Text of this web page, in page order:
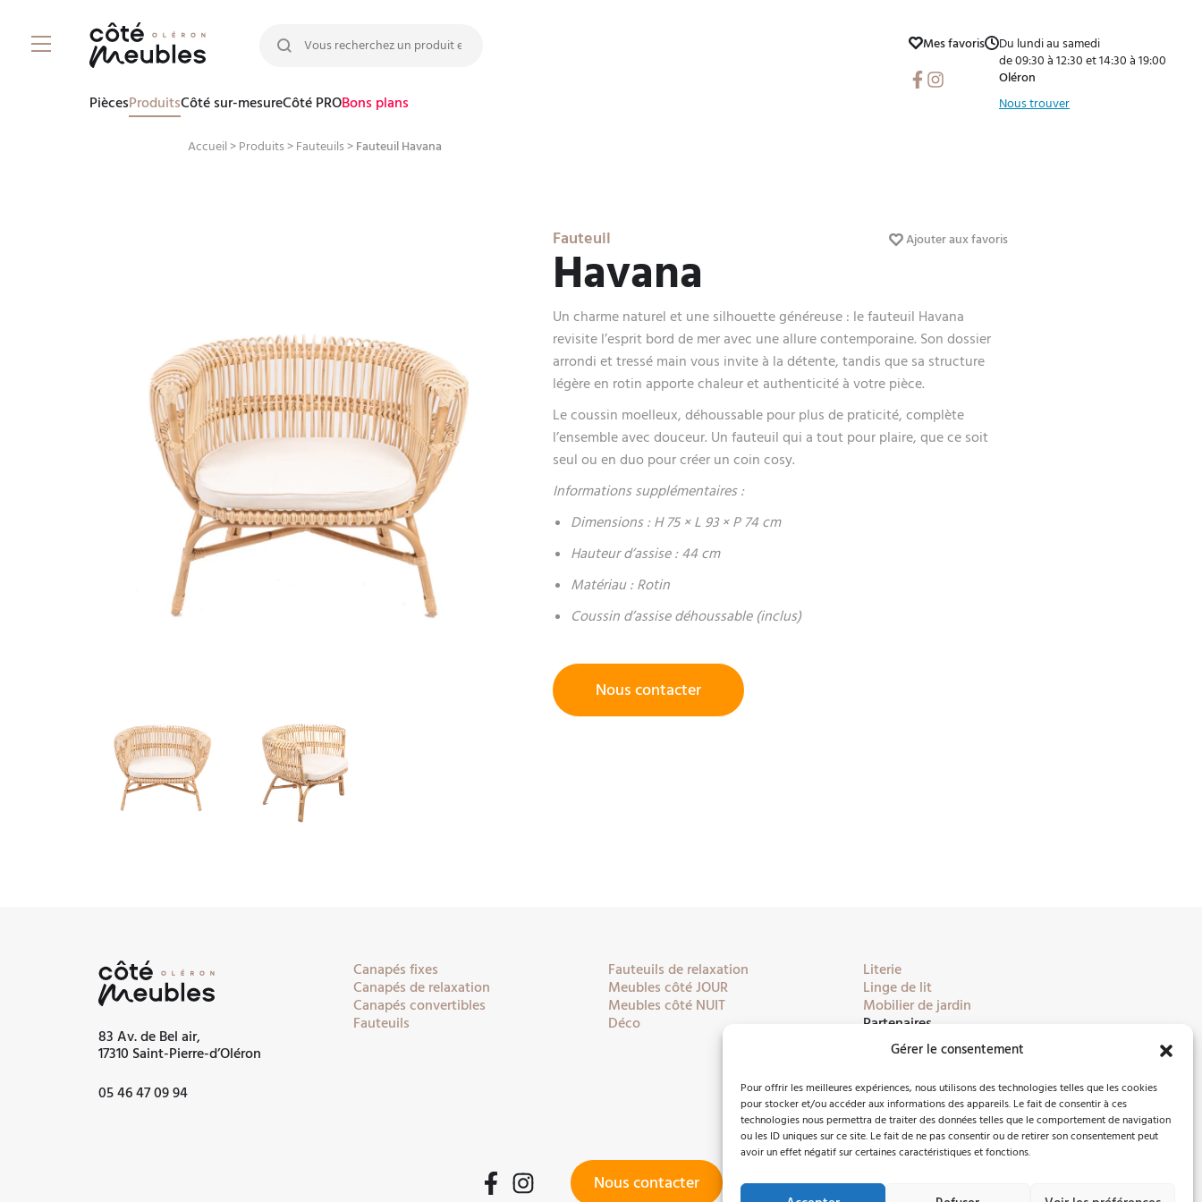
Gérer le consentement
Pour offrir les meilleures expériences, nous utilisons des technologies telles que les cookies
pour stocker et/ou accéder aux informations des appareils. Le fait de consentir à ces
technologies nous permettra de traiter des données telles que le comportement de navigation
ou les ID uniques sur ce site. Le fait de ne pas consentir ou de retirer son consentement peut
avoir un effet négatif sur certaines caractéristiques et fonctions.
Rechercher :
PiècesProduitsCôté sur-mesureCôté PROBons plans
Mes favoris
Facebook
Instagram
Du lundi au samedi
de 09:30 à 12:30 et 14:30 à 19:00
Oléron
Nous trouver
Accueil > Produits> Fauteuils> Fauteuil Havana
Fauteuil
Havana
Ajouter aux favoris
Un charme naturel et une silhouette généreuse : le fauteuil Havana
revisite l’esprit bord de mer avec une allure contemporaine. Son dossier
arrondi et tressé main vous invite à la détente, tandis que sa structure
légère en rotin apporte chaleur et authenticité à votre pièce.
Le coussin moelleux, déhoussable pour plus de praticité, complète
l’ensemble avec douceur. Un fauteuil qui a tout pour plaire, que ce soit
seul ou en duo pour créer un coin cosy.
Informations supplémentaires :
Dimensions : H 75 × L 93 × P 74 cm
Hauteur d’assise : 44 cm
Matériau : Rotin
Coussin d’assise déhoussable (inclus)
Nous contacter
83 Av. de Bel air,
17310 Saint-Pierre-d’Oléron
05 46 47 09 94
Canapés fixes
Canapés de relaxation
Canapés convertibles
Fauteuils
Fauteuils de relaxation
Meubles côté JOUR
Meubles côté NUIT
Déco
Literie
Linge de lit
Mobilier de jardin
Partenaires
FacebookInstagram Nous contacter